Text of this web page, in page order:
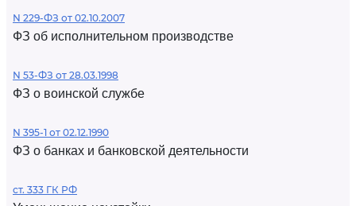
N 229-ФЗ от 02.10.2007
ФЗ об исполнительном производстве
N 53-ФЗ от 28.03.1998
ФЗ о воинской службе
N 395-1 от 02.12.1990
ФЗ о банках и банковской деятельности
ст. 333 ГК РФ